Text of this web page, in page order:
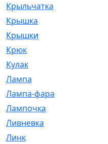
Крыльчатка
Крышка
Крышки
Крюк
Кулак
Лампа
Лампа-фара
Лампочка
Ливневка
Линк